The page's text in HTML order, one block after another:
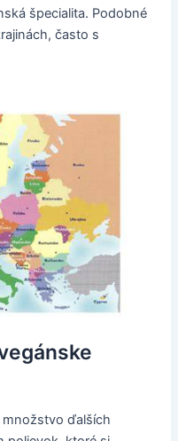
špecialita. Podobné
často s
množstvo ďalších